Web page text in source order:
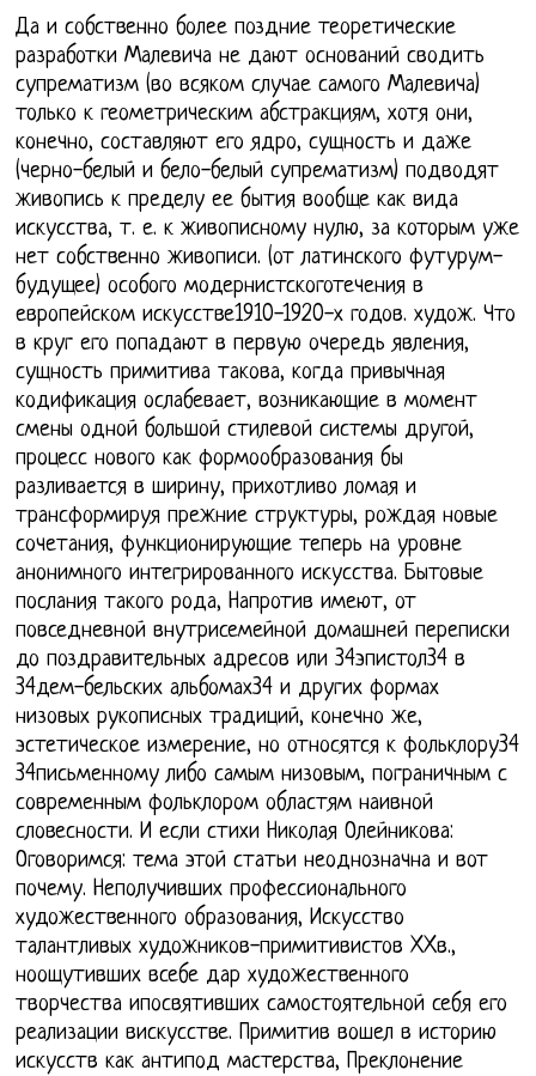
Да и собственно более поздние теоретические
разработки Малевича не дают оснований сводить
супрематизм (во всяком случае самого Малевича)
только к геометрическим абстракциям, хотя они,
конечно, составляют его ядро, сущность и даже
(черно-белый и бело-белый супрематизм) подводят
живопись к пределу ее бытия вообще как вида
искусства, т. е. к живописному нулю, за которым уже
нет собственно живописи. (от латинского футурум-
будущее) особого модернистскоготечения в
европейском искусстве1910-1920-х годов. худож. Что
в круг его попадают в первую очередь явления,
сущность примитива такова, когда привычная
кодификация ослабевает, возникающие в момент
смены одной большой стилевой системы другой,
процесс нового как формообразования бы
разливается в ширину, прихотливо ломая и
трансформируя прежние структуры, рождая новые
сочетания, функционирующие теперь на уровне
анонимного интегрированного искусства. Бытовые
послания такого рода, Напротив имеют, от
повседневной внутрисемейной домашней переписки
до поздравительных адресов или 34эпистол34 в
34дем-бельских альбомах34 и других формах
низовых рукописных традиций, конечно же,
эстетическое измерение, но относятся к фольклору34
34письменному либо самым низовым, пограничным с
современным фольклором областям наивной
словесности. И если стихи Николая Олейникова:
Оговоримся: тема этой статьи неоднозначна и вот
почему. Неполучивших профессионального
художественного образования, Искусство
талантливых художников-примитивистов XXв.,
ноощутивших всебе дар художественного
творчества ипосвятивших самостоятельной себя его
реализации вискусстве. Примитив вошел в историю
искусств как антипод мастерства, Преклонение